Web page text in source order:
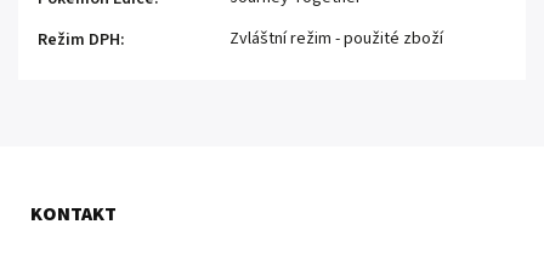
Režim DPH: Zvláštní režim - použité zboží
KONTAKT